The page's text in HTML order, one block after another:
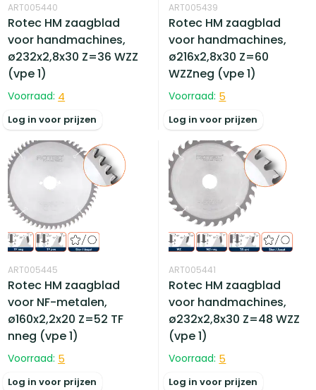
ART005440
Rotec HM zaagblad
voor handmachines,
ø232x2,8x30 Z=36 WZZ
(vpe 1)
Voorraad: 4
Log in voor prijzen
ART005439
Rotec HM zaagblad
voor handmachines,
ø216x2,8x30 Z=60
WZZneg (vpe 1)
Voorraad: 5
Log in voor prijzen
ART005445
Rotec HM zaagblad
voor NF-metalen,
ø160x2,2x20 Z=52 TF
nneg (vpe 1)
Voorraad: 5
Log in voor prijzen
ART005441
Rotec HM zaagblad
voor handmachines,
ø232x2,8x30 Z=48 WZZ
(vpe 1)
Voorraad: 5
Log in voor prijzen